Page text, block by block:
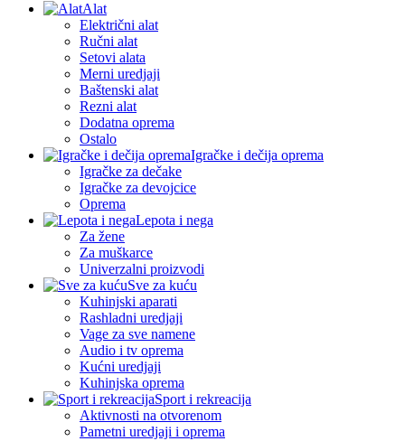
Alat
Električni alat
Ručni alat
Setovi alata
Merni uredjaji
Baštenski alat
Rezni alat
Dodatna oprema
Ostalo
Igračke i dečija oprema
Igračke za dečake
Igračke za devojcice
Oprema
Lepota i nega
Za žene
Za muškarce
Univerzalni proizvodi
Sve za kuću
Kuhinjski aparati
Rashladni uredjaji
Vage za sve namene
Audio i tv oprema
Kućni uredjaji
Kuhinjska oprema
Sport i rekreacija
Aktivnosti na otvorenom
Pametni uredjaji i oprema